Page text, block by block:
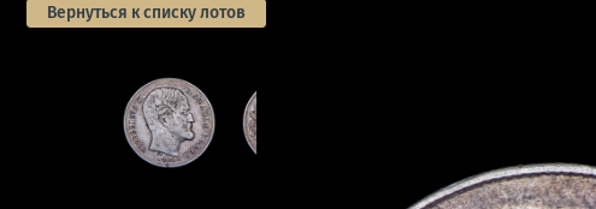
Вернуться к списку лотов